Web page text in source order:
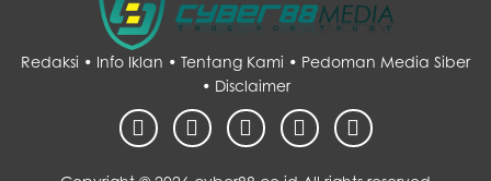
Redaksi • Info Iklan • Tentang Kami • Pedoman Media Siber
• Disclaimer